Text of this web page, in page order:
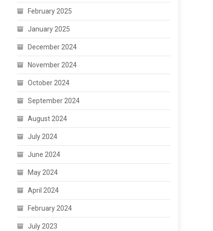
February 2025
January 2025
December 2024
November 2024
October 2024
September 2024
August 2024
July 2024
June 2024
May 2024
April 2024
February 2024
July 2023